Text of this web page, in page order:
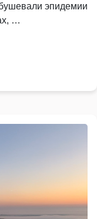
эпидемии
…